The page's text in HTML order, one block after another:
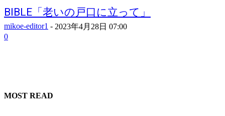
BIBLE「老いの戸口に立って」
mikoe-editor1 - 2023年4月28日 07:00
0
MOST READ